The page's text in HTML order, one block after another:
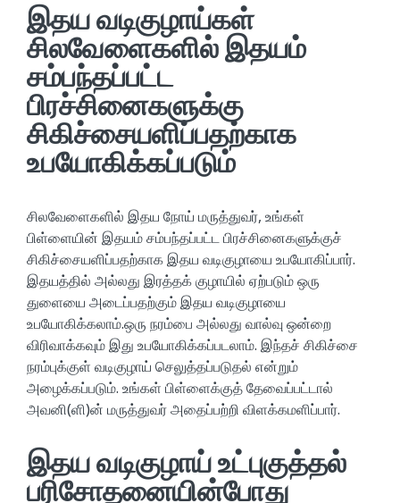
இதய வடிகுழாய்கள்
சிலவேளைகளில் இதயம்
சம்பந்தப்பட்ட
பிரச்சினைகளுக்கு
சிகிச்சையளிப்பதற்காக
உபயோகிக்கப்படும்
சிலவேளைகளில் இதய நோய் மருத்துவர், உங்கள்
பிள்ளையின் இதயம் சம்பந்தப்பட்ட பிரச்சினைகளுக்குச்
சிகிச்சையளிப்பதற்காக இதய வடிகுழாயை உபயோகிப்பார்.
இதயத்தில் அல்லது இரத்தக் குழாயில் ஏற்படும் ஒரு
துளையை அடைப்பதற்கும் இதய வடிகுழாயை
உபயோகிக்கலாம்.ஒரு நரம்பை அல்லது வால்வு ஒன்றை
விரிவாக்கவும் இது உபயோகிக்கப்படலாம். இந்தச் சிகிச்சை
நரம்புக்குள் வடிகுழாய் செலுத்தப்படுதல் என்றும்
அழைக்கப்படும். உங்கள் பிள்ளைக்குத் தேவைப்பட்டால்
அவனி(ளி)ன் மருத்துவர் அதைப்பற்றி விளக்கமளிப்பார்.
இதய வடிகுழாய் உட்புகுத்தல்
பரிசோதனையின்போது